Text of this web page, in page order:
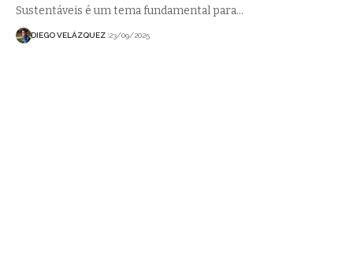
Sustentáveis é um tema fundamental para…
DIEGO VELÁZQUEZ 23/09/2025